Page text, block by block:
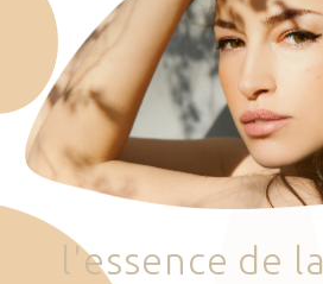
Soins
Je veux faire un bon cadeau
Plan d’accès
Prendre RDV
'essence de la